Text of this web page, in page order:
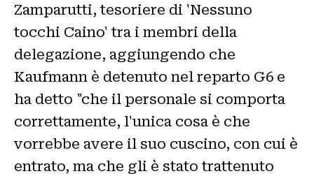
Zamparutti, tesoriere di 'Nessuno
tocchi Caino' tra i membri della
delegazione, aggiungendo che
Kaufmann è detenuto nel reparto G6 e
ha detto "che il personale si comporta
correttamente, l'unica cosa è che
vorrebbe avere il suo cuscino, con cui è
entrato, ma che gli è stato trattenuto